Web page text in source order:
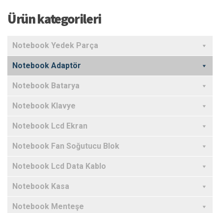
Ürün kategorileri
Notebook Yedek Parça
Notebook Adaptör
Notebook Batarya
Notebook Klavye
Notebook Lcd Ekran
Notebook Fan Soğutucu Blok
Notebook Lcd Data Kablo
Notebook Kasa
Notebook Menteşe